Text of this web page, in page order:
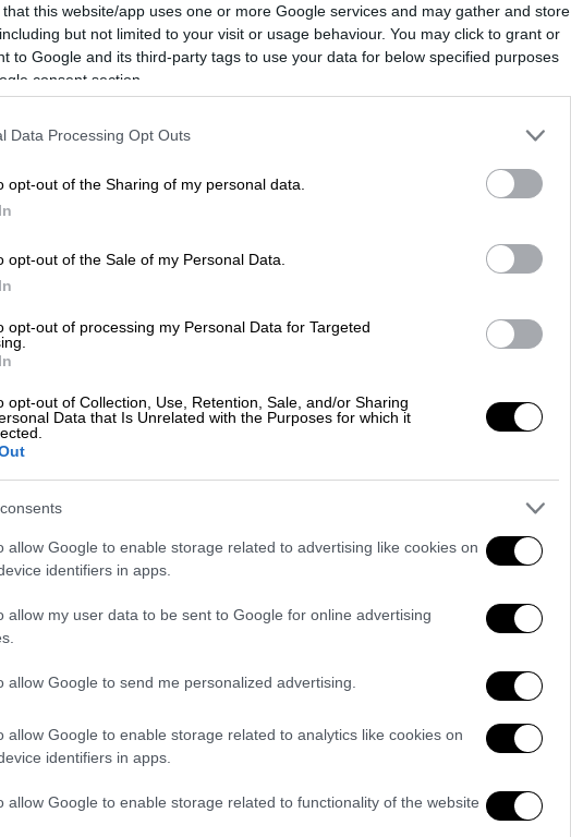
that this website/app uses one or more Google services and may gather and store
but not limited to your visit or usage behaviour. You may click to grant or
to Google and its third-party tags to use your data for below specified purposes
consent section.
Data Processing Opt Outs
opt-out of the Sharing of my personal data.
opt-out of the Sale of my Personal Data.
opt-out of processing my Personal Data for Targeted
opt-out of Collection, Use, Retention, Sale, and/or Sharing
Data that Is Unrelated with the Purposes for which it
allow Google to enable storage related to advertising like cookies on
identifiers in apps.
allow my user data to be sent to Google for online advertising
allow Google to send me personalized advertising.
allow Google to enable storage related to analytics like cookies on
identifiers in apps.
allow Google to enable storage related to functionality of the website
το ΕΘΝΟΣ στη Google
πρωταγωνιστές της σειράς «
από το MEGA,χαρίζοντας στο
έντονα το αγαπημένο τηλεοπτικό
Η ένωση της πεντάδας, οι απώλειες
έλειψε
, η οποία ενσάρκωσε ξανά την Αμαλία
20 χρόνια μετά. Η τηλεοπτική Αμαλία,
να πετάξει και ένα… έμμεσο «καρφί»,
ώρας
μπλέκει σε ένα ακόμη μυστήριο, η
το παιχνίδι στην ισπανική
στην ισπανική τηλεόραση το “Ρουκ
να παίξετε, είναι καταπληκτικό